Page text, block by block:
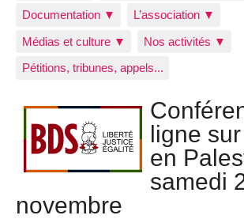
Documentation ▼
L’association ▼
Médias et culture ▼
Nos activités ▼
Pétitions, tribunes, appels...
ligne
en
samedi
novembre